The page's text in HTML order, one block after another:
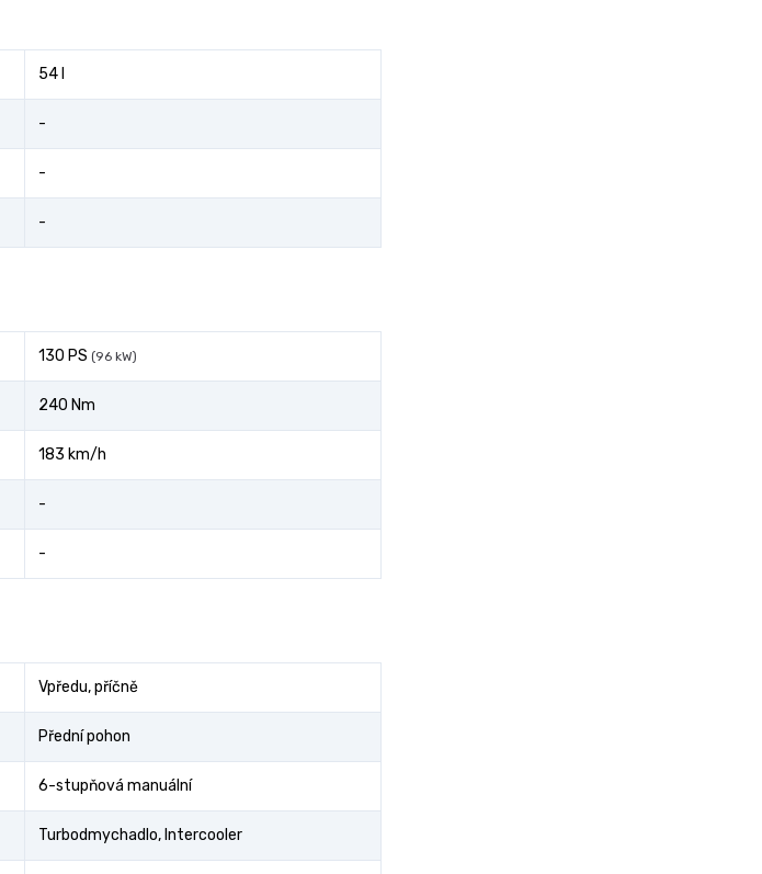
54 l
-
-
-
130 PS (96 kW)
240 Nm
183 km/h
-
-
Vpředu, příčně
Přední pohon
6-stupňová manuální
Turbodmychadlo, Intercooler